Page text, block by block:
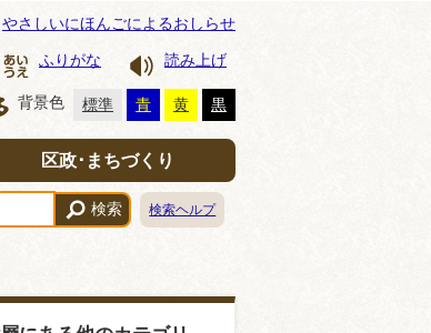
やさしいにほんごによるおしらせ
ふりがな 読み上げ
背景色 標準 青 黄 黒
区政･まちづくり
検索 検索ヘルプ